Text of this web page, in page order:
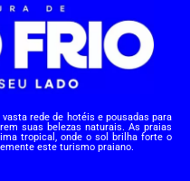
rede de hotéis e pousadas para
suas belezas naturais. As praias
tropical, onde o sol brilha forte o
este turismo praiano.